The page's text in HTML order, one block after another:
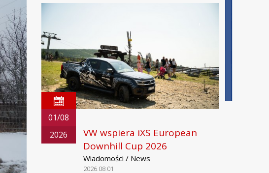
01/08
2026
VW wspiera iXS European
Downhill Cup 2026
Wiadomości / News
2026.08.01